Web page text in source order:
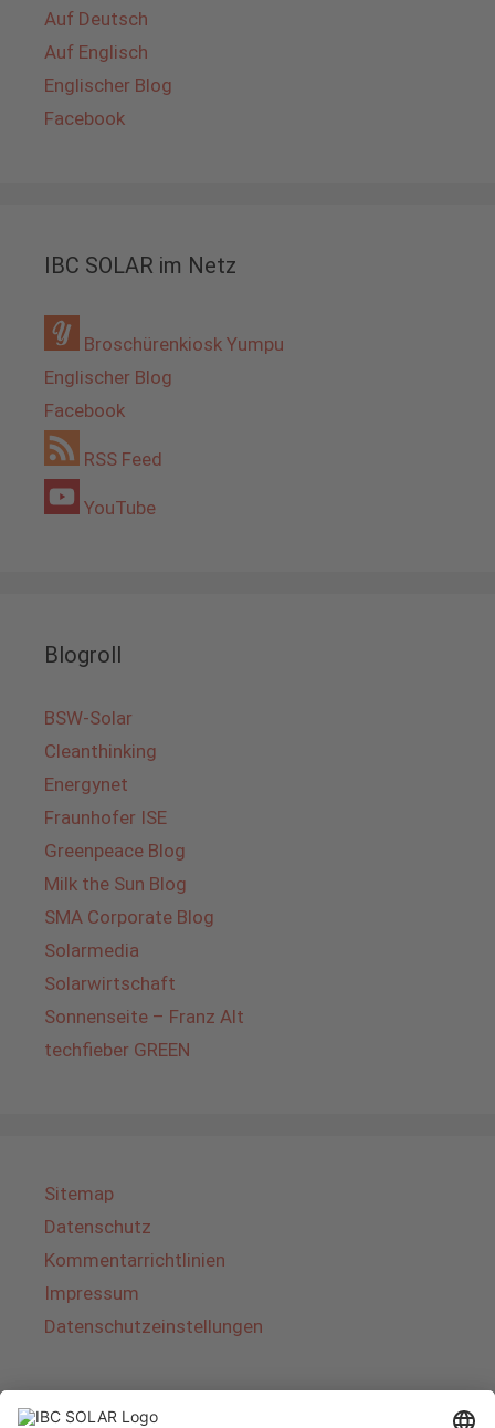
Auf Deutsch
Auf Englisch
Englischer Blog
Facebook
IBC SOLAR im Netz
Broschürenkiosk Yumpu
Englischer Blog
Facebook
RSS Feed
YouTube
Blogroll
BSW-Solar
Cleanthinking
Energynet
Fraunhofer ISE
Greenpeace Blog
Milk the Sun Blog
SMA Corporate Blog
Solarmedia
Solarwirtschaft
Sonnenseite – Franz Alt
techfieber GREEN
Sitemap
Datenschutz
Kommentarrichtlinien
Impressum
Datenschutzeinstellungen
Über IBC SOLAR